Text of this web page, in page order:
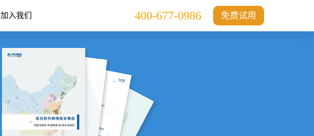
加入我们 免费试用
400-677-0986